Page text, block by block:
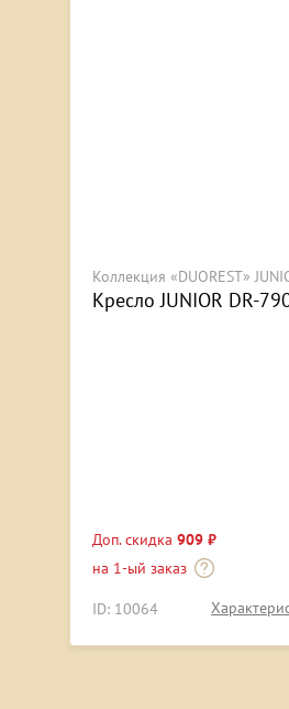
Коллекция «DUOREST»
Кресло JUNIOR DR-
Доп. скидка 909 ₽
на 1-ый заказ
ID: 10064